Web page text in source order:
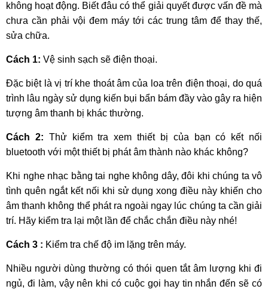
không hoạt động. Biết đâu có thể giải quyết được vấn đề mà
chưa cần phải vội đem máy tới các trung tâm để thay thế,
sửa chữa.
Cách 1: Vệ sinh sạch sẽ điện thoại.
Đặc biệt là vị trí khe thoát âm của loa trên điện thoại, do quá
trình lâu ngày sử dụng kiến bụi bẩn bám đầy vào gây ra hiện
tượng âm thanh bị khác thường.
Cách 2: Thử kiểm tra xem thiết bị của bạn có kết nối
bluetooth với một thiết bị phát âm thành nào khác không?
Khi nghe nhạc bằng tai nghe không dây, đôi khi chúng ta vô
tình quên ngắt kết nối khi sử dụng xong điều này khiến cho
âm thanh không thể phát ra ngoài ngay lúc chúng ta cần giải
trí. Hãy kiểm tra lại một lần để chắc chắn điều này nhé!
Cách 3 : Kiểm tra chế độ im lặng trên máy.
Nhiều người dùng thường có thói quen tắt âm lượng khi đi
ngủ, đi làm, vậy nên khi có cuộc gọi hay tin nhắn đến sẽ có